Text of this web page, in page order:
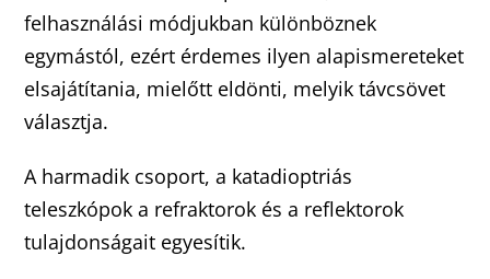
felhasználási módjukban különböznek
egymástól, ezért érdemes ilyen alapismereteket
elsajátítania, mielőtt eldönti, melyik távcsövet
választja.
A harmadik csoport, a katadioptriás
teleszkópok a refraktorok és a reflektorok
tulajdonságait egyesítik.